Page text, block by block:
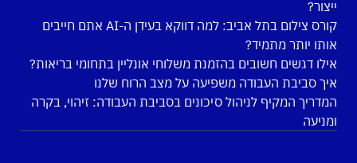
ייצור?
קורס צילום בתל אביב: למה דווקא בעידן ה-AI אתם חייבים
אותו יותר מתמיד?
אילו דגשים חשובים בהזמנת משלוחי אונליין בתחומי בריאות?
איך סביבת העבודה משפיעה על מצב הרוח שלנו
המדריך המקיף לניהול סיכונים בסביבת העבודה: זיהוי, בקרה
ומניעה